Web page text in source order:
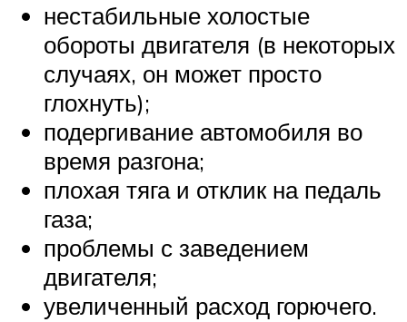
нестабильные холостые
обороты двигателя (в некоторых
случаях, он может просто
глохнуть);
подергивание автомобиля во
время разгона;
плохая тяга и отклик на педаль
газа;
проблемы с заведением
двигателя;
увеличенный расход горючего.